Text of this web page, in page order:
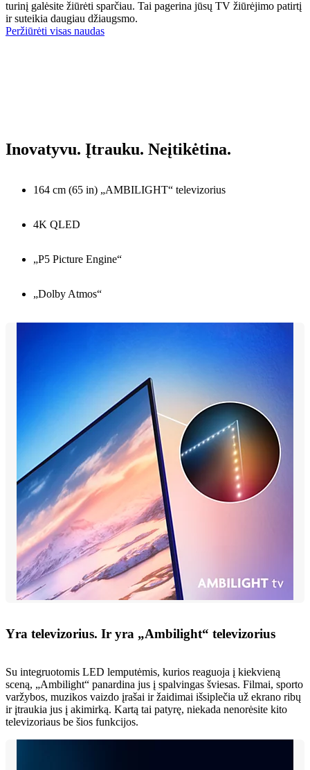
turinį galėsite žiūrėti sparčiau. Tai pagerina jūsų TV žiūrėjimo patirtį
ir suteikia daugiau džiaugsmo.
Peržiūrėti visas naudas
Inovatyvu. Įtrauku. Neįtikėtina.
164 cm (65 in) „AMBILIGHT“ televizorius
4K QLED
„P5 Picture Engine“
„Dolby Atmos“
Yra televizorius. Ir yra „Ambilight“ televizorius
Su integruotomis LED lemputėmis, kurios reaguoja į kiekvieną
sceną, „Ambilight“ panardina jus į spalvingas šviesas. Filmai, sporto
varžybos, muzikos vaizdo įrašai ir žaidimai išsiplečia už ekrano ribų
ir įtraukia jus į akimirką. Kartą tai patyrę, niekada nenorėsite kito
televizoriaus be šios funkcijos.